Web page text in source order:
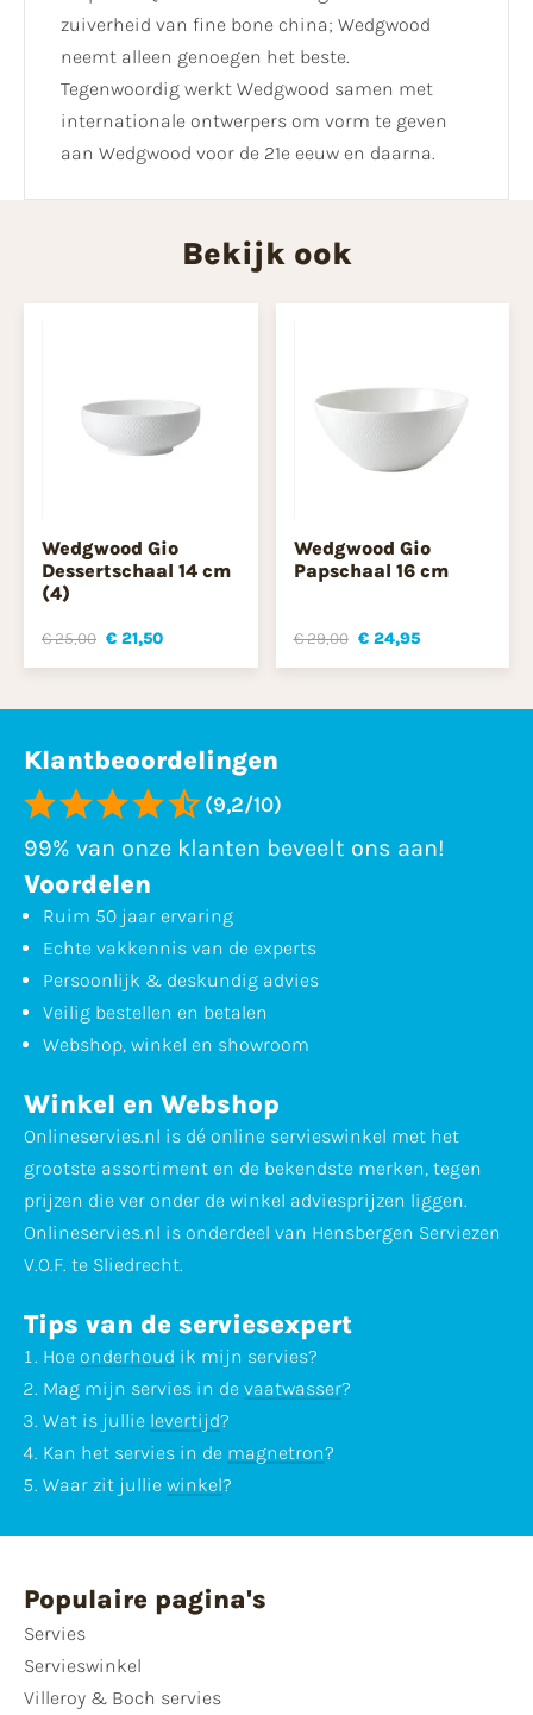
zuiverheid van fine bone china; Wedgwood
neemt alleen genoegen het beste.
Tegenwoordig werkt Wedgwood samen met
internationale ontwerpers om vorm te geven
aan Wedgwood voor de 21e eeuw en daarna.
Bekijk ook
Wedgwood Gio
Dessertschaal 14 cm
(4)
€ 25,00 € 21,50
Wedgwood Gio
Papschaal 16 cm
€ 29,00 € 24,95
Klantbeoordelingen
(9,2/10)
99% van onze klanten beveelt ons aan!
Voordelen
Ruim 50 jaar ervaring
Echte vakkennis van de experts
Persoonlijk & deskundig advies
Veilig bestellen en betalen
Webshop, winkel en showroom
Winkel en Webshop
Onlineservies.nl is dé online servieswinkel met het
grootste assortiment en de bekendste merken, tegen
prijzen die ver onder de winkel adviesprijzen liggen.
Onlineservies.nl is onderdeel van Hensbergen Serviezen
V.O.F. te Sliedrecht.
Tips van de serviesexpert
Hoe onderhoud ik mijn servies?
Mag mijn servies in de vaatwasser?
Wat is jullie levertijd?
Kan het servies in de magnetron?
Waar zit jullie winkel?
Populaire pagina's
Servies
Servieswinkel
Villeroy & Boch servies